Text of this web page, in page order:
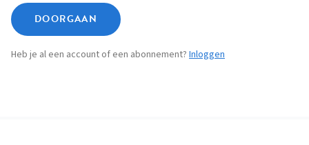
DOORGAAN
Heb je al een account of een abonnement? Inloggen